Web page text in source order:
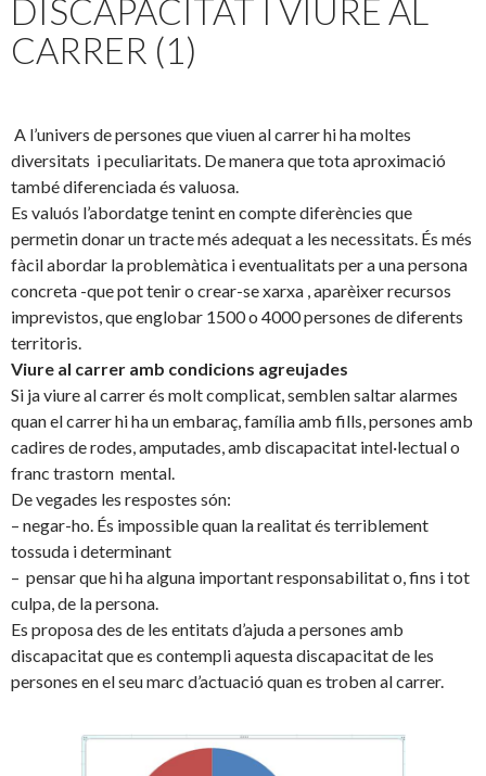
DISCAPACITAT I VIURE AL
CARRER (1)
A l’univers de persones que viuen al carrer hi ha moltes
diversitats i peculiaritats. De manera que tota aproximació
també diferenciada és valuosa.
Es valuós l’abordatge tenint en compte diferències que
permetin donar un tracte més adequat a les necessitats. És més
fàcil abordar la problemàtica i eventualitats per a una persona
concreta -que pot tenir o crear-se xarxa , aparèixer recursos
imprevistos, que englobar 1500 o 4000 persones de diferents
territoris.
Viure al carrer amb condicions agreujades
Si ja viure al carrer és molt complicat, semblen saltar alarmes
quan el carrer hi ha un embaraç, família amb fills, persones amb
cadires de rodes, amputades, amb discapacitat intel·lectual o
franc trastorn mental.
De vegades les respostes són:
– negar-ho. És impossible quan la realitat és terriblement
tossuda i determinant
– pensar que hi ha alguna important responsabilitat o, fins i tot
culpa, de la persona.
Es proposa des de les entitats d’ajuda a persones amb
discapacitat que es contempli aquesta discapacitat de les
persones en el seu marc d’actuació quan es troben al carrer.